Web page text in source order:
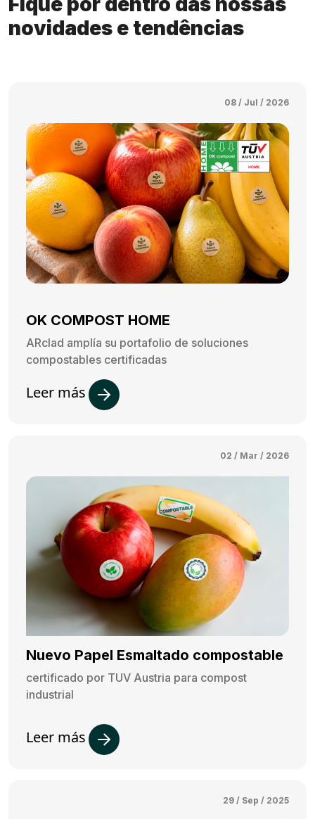
novidades e tendências
08 / Jul / 2026
OK COMPOST HOME
ARclad amplía su portafolio de soluciones
compostables certificadas
Leer más
02 / Mar / 2026
Nuevo Papel Esmaltado compostable
certificado por TUV Austria para compost
industrial
Leer más
29 / Sep / 2025